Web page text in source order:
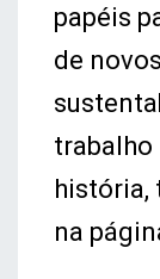
papéis
de
trabalho
história,
na